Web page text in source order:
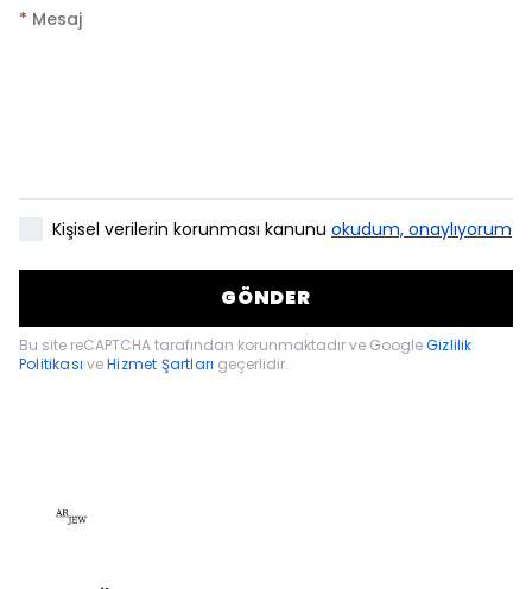
* Mesaj
Kişisel verilerin korunması kanunu okudum, onaylıyorum
GÖNDER
Bu site reCAPTCHA tarafından korunmaktadır ve GoogleGizlilik
PolitikasıveHizmet Şartları geçerlidir.